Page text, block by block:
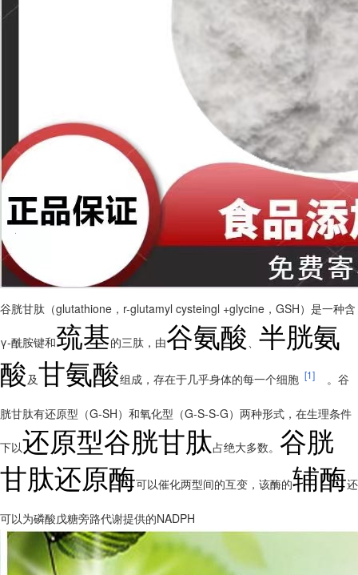
谷胱甘肽（glutathione，r-glutamyl cysteingl +glycine，GSH）是一种含
γ-酰胺键和巯基的三肽，由谷氨酸、 半胱氨
酸及甘氨酸组成，存在于几乎身体的每一个细胞 [1] 。 谷
胱甘肽有还原型（G-SH）和氧化型（G-S-S-G）两种形式，在生理条件
下以还原型谷胱甘肽占绝大多数。 谷胱
甘肽还原酶可以催化两型间的互变，该酶的辅酶还
可以为磷酸戊糖旁路代谢提供的NADPH